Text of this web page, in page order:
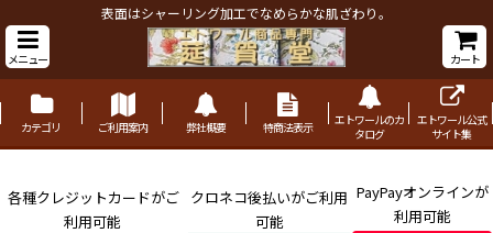
表面はシャーリング加工でなめらかな肌ざわり。
メニュー カート
カテゴリ ご利用案内 弊社概要 特商法表示
エトワールのカ
タログ
エトワール公式
サイト集
各種クレジットカードがご
利用可能
クロネコ後払いがご利用
可能
PayPayオンラインが
利用可能